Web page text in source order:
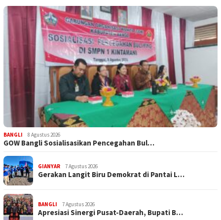
BANGLI 8 Agustus 2026
GOW Bangli Sosialisasikan Pencegahan Bul…
GIANYAR 7 Agustus 2026
Gerakan Langit Biru Demokrat di Pantai L…
BANGLI 7 Agustus 2026
Apresiasi Sinergi Pusat-Daerah, Bupati B…